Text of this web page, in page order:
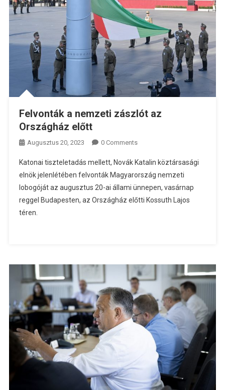
Felvonták a nemzeti zászlót az
Országház előtt
Augusztus 20, 2023 0 Comments
Katonai tiszteletadás mellett, Novák Katalin köztársasági
elnök jelenlétében felvonták Magyarország nemzeti
lobogóját az augusztus 20-ai állami ünnepen, vasárnap
reggel Budapesten, az Országház előtti Kossuth Lajos
téren.